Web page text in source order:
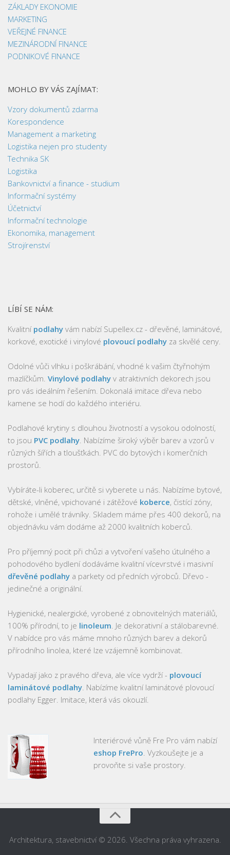
ZÁKLADY EKONOMIE
MARKETING
VEŘEJNÉ FINANCE
MEZINÁRODNÍ FINANCE
PODNIKOVÉ FINANCE
MOHLO BY VÁS ZAJÍMAT:
Vzory dokumentů zdarma
Korespondence
Management a marketing
Logistika nejen pro studenty
Technika SK
Logistika
Bankovnictví a finance - studium
Informační systémy
Účetnictví
Informační technologie
Ekonomika, management
Strojírenství
LÍBÍ SE NÁM:
Kvalitní podlahy vám nabízí Supellex.cz - dřevěné, laminátové,
korkové, exotické i vinylové plovoucí podlahy za skvělé ceny.
Odolné vůči vlhku i poškrábání, vhodné k vašim čtyřnohým
mazlíčkům. Vinylové podlahy v atraktivních dekorech jsou
pro vás ideálním řešením. Dokonalá imitace dřeva nebo
kamene se hodí do každého interiéru.
Podlahové krytiny s dlouhou životností a vysokou odolností,
to jsou PVC podlahy . Nabízíme široký výběr barev a vzorů v
různých šířích a tloušťkách. PVC do bytových i komerčních
prostorů.
Vybíráte-li koberec, určitě si vyberete u nás. Nabízíme bytové,
dětské, vlněné, vpichované i zátěžové koberce, čistící zóny,
rohože i umělé trávníky. Skladem máme přes 400 dekorů, na
objednávku vám dodáme až 2000 kvalitních koberců.
Pro příjemný pocit při chůzi a vytvoření vašeho útulného a
pohodového bydlení dodáváme kvalitní vícevrstvé i masivní
dřevěné podlahy a parkety od předních výrobců. Dřevo -
jedinečné a originální.
Hygienické, nealergické, vyrobené z obnovitelných materiálů,
100% přírodní, to je linoleum . Je dekorativní a stálobarevné.
V nabídce pro vás máme mnoho různých barev a dekorů
přírodního linolea, které lze vzájemně kombinovat.
Vypadají jako z pravého dřeva, ale více vydrží - plovoucí
laminátové podlahy . Nabízíme kvalitní laminátové plovoucí
podlahy Egger. Imitace, která vás okouzlí.
Interiérové vůně Fre Pro vám nabízí
eshop FrePro . Vyzkoušejte je a
provoňte si vaše prostory.
Architektura, stavebnictví © 2026. Všechna práva vyhrazena.